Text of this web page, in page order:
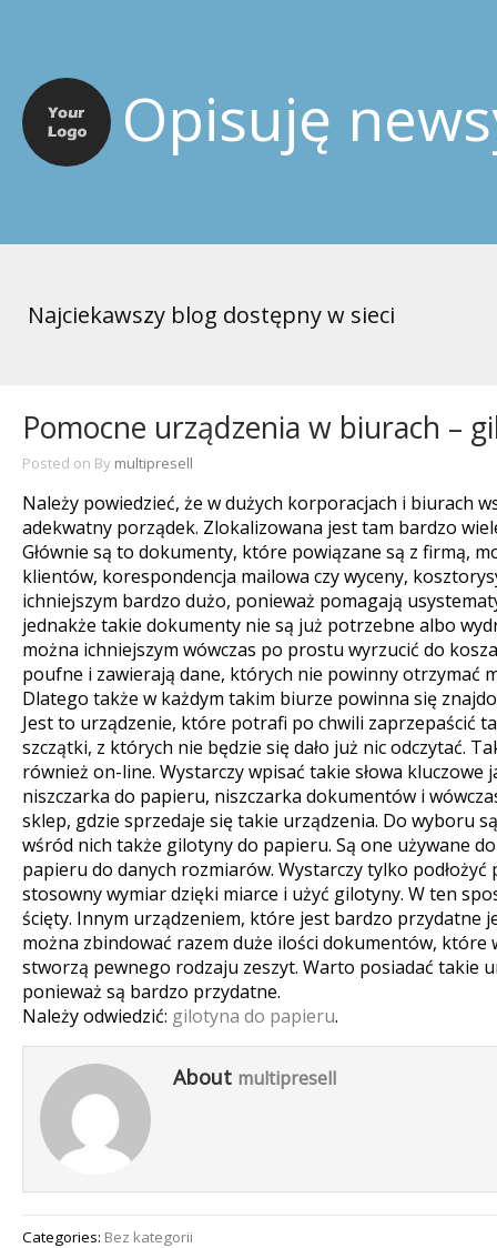
Opisuję
Najciekawszy blog dostępny w sieci
Pomocne urządzenia w biurach –
Posted on By multipresell
Należy powiedzieć, że w dużych korporacjach i biurach
adekwatny porządek. Zlokalizowana jest tam bardzo
Głównie są to dokumenty, które powiązane są z firmą,
klientów, korespondencja mailowa czy wyceny,
ichniejszym bardzo dużo, ponieważ pomagają
jednakże takie dokumenty nie są już potrzebne albo
można ichniejszym wówczas po prostu wyrzucić do
poufne i zawierają dane, których nie powinny otrzymać
Dlatego także w każdym takim biurze powinna się
Jest to urządzenie, które potrafi po chwili zaprzepaścić
szczątki, z których nie będzie się dało już nic odczytać.
również on-line. Wystarczy wpisać takie słowa
niszczarka do papieru, niszczarka dokumentów i
sklep, gdzie sprzedaje się takie urządzenia. Do wyboru
wśród nich także gilotyny do papieru. Są one używane
papieru do danych rozmiarów. Wystarczy tylko podłożyć
stosowny wymiar dzięki miarce i użyć gilotyny. W ten
ścięty. Innym urządzeniem, które jest bardzo przydatne
można zbindować razem duże ilości dokumentów, które
stworzą pewnego rodzaju zeszyt. Warto posiadać takie
ponieważ są bardzo przydatne.
Należy odwiedzić: gilotyna do papieru.
About multipresell
Categories: Bez kategorii